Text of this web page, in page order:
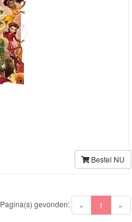
Bestel NU
« 1 (current)
»
Pagina(s) gevonden: